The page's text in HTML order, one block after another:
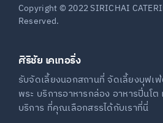
Copyright © 2022 SIRICHAI
Reserved.
ศิริชัย เคเทอริ่ง
รับจัดเลี้ยงนอกสถานที่ จัดเลี้ยงบุฟเ
พระ บริการอาหารกล่อง อาหารปิ่นโ
บริการ ที่คุณเลือกสรรได้กับเราที่นี่